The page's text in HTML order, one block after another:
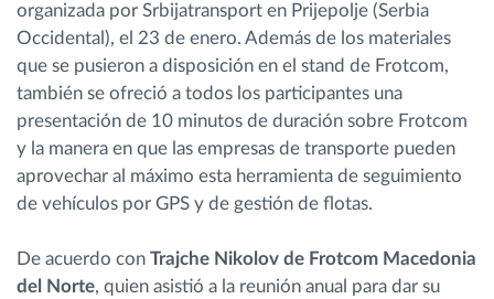
organizada por Srbijatransport en Prijepolje (Serbia
Occidental), el 23 de enero. Además de los materiales
que se pusieron a disposición en el stand de Frotcom,
también se ofreció a todos los participantes una
presentación de 10 minutos de duración sobre Frotcom
y la manera en que las empresas de transporte pueden
aprovechar al máximo esta herramienta de seguimiento
de vehículos por GPS y de gestión de flotas.
De acuerdo con Trajche Nikolov de Frotcom Macedonia
del Norte, quien asistió a la reunión anual para dar su